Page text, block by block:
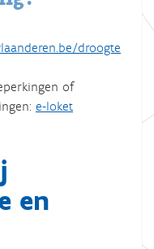
droogte
of
e-loket
en